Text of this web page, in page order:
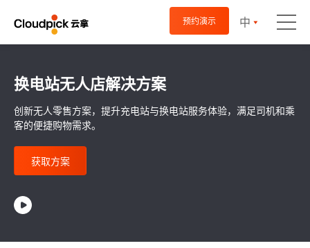
预约演示 中
换电站无人店解决方案
创新无人零售方案，提升充电站与换电站服务体验，满足司机和乘
客的便捷购物需求。
获取方案